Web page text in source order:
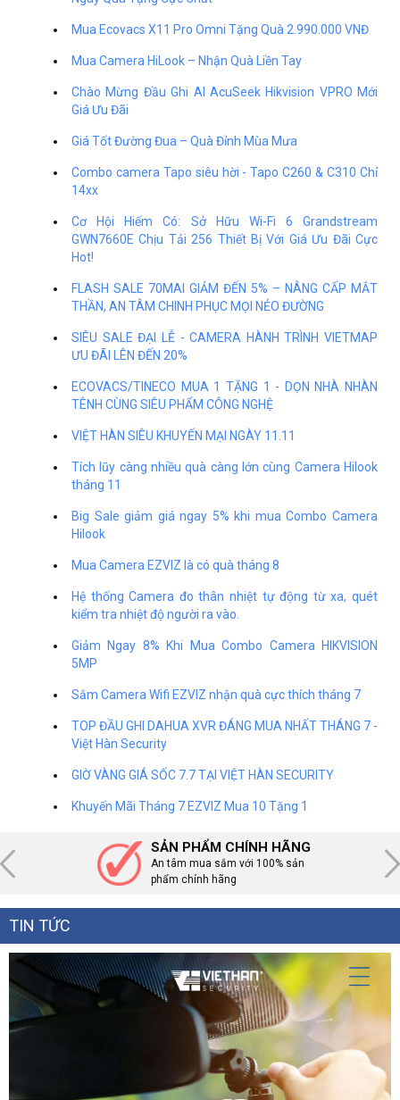
Mua Ecovacs X11 Pro Omni Tặng Quà 2.990.000 VNĐ
Mua Camera HiLook – Nhận Quà Liền Tay
Chào Mừng Đầu Ghi AI AcuSeek Hikvision VPRO Mới
Giá Ưu Đãi
Giá Tốt Đường Đua – Quà Đỉnh Mùa Mưa
Combo camera Tapo siêu hời - Tapo C260 & C310 Chỉ
14xx
Cơ Hội Hiếm Có: Sở Hữu Wi-Fi 6 Grandstream
GWN7660E Chịu Tải 256 Thiết Bị Với Giá Ưu Đãi Cực
Hot!
FLASH SALE 70MAI GIẢM ĐẾN 5% – NÂNG CẤP MẮT
THẦN, AN TÂM CHINH PHỤC MỌI NẺO ĐƯỜNG
SIÊU SALE ĐẠI LỄ - CAMERA HÀNH TRÌNH VIETMAP
ƯU ĐÃI LÊN ĐẾN 20%
ECOVACS/TINECO MUA 1 TẶNG 1 - DỌN NHÀ NHÀN
TÊNH CÙNG SIÊU PHẨM CÔNG NGHỆ
VIỆT HÀN SIÊU KHUYẾN MẠI NGÀY 11.11
Tích lũy càng nhiều quà càng lớn cùng Camera Hilook
tháng 11
Big Sale giảm giá ngay 5% khi mua Combo Camera
Hilook
Mua Camera EZVIZ là có quà tháng 8
Hệ thống Camera đo thân nhiệt tự động từ xa, quét
kiểm tra nhiệt độ người ra vào.
Giảm Ngay 8% Khi Mua Combo Camera HIKVISION
5MP
Sắm Camera Wifi EZVIZ nhận quà cực thích tháng 7
TOP ĐẦU GHI DAHUA XVR ĐÁNG MUA NHẤT THÁNG 7 -
Việt Hàn Security
GIỜ VÀNG GIÁ SỐC 7.7 TẠI VIỆT HÀN SECURITY
Khuyến Mãi Tháng 7 EZVIZ Mua 10 Tặng 1
SẢN PHẨM CHÍNH HÃNG
An tâm mua sắm với 100% sản
phẩm chính hãng
TIN TỨC